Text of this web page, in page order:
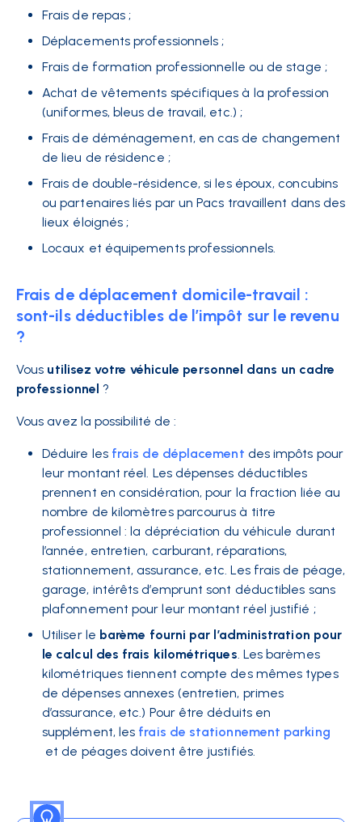
Frais de repas ;
Déplacements professionnels ;
Frais de formation professionnelle ou de stage ;
Achat de vêtements spécifiques à la profession
(uniformes, bleus de travail, etc.) ;
Frais de déménagement, en cas de changement
de lieu de résidence ;
Frais de double-résidence, si les époux, concubins
ou partenaires liés par un Pacs travaillent dans des
lieux éloignés ;
Locaux et équipements professionnels.
Frais de déplacement domicile-travail :
sont-ils déductibles de l’impôt sur le revenu
?
Vous utilisez votre véhicule personnel dans un cadre
professionnel ?
Vous avez la possibilité de :
Déduire les frais de déplacement des impôts pour
leur montant réel. Les dépenses déductibles
prennent en considération, pour la fraction liée au
nombre de kilomètres parcourus à titre
professionnel : la dépréciation du véhicule durant
l’année, entretien, carburant, réparations,
stationnement, assurance, etc. Les frais de péage,
garage, intérêts d’emprunt sont déductibles sans
plafonnement pour leur montant réel justifié ;
Utiliser le barème fourni par l’administration pour
le calcul des frais kilométriques. Les barèmes
kilométriques tiennent compte des mêmes types
de dépenses annexes (entretien, primes
d’assurance, etc.) Pour être déduits en
supplément, les frais de stationnement parking
et de péages doivent être justifiés.